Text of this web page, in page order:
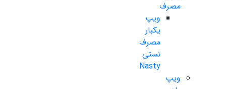
مصرف
ویپ
یکبار
مصرف
نستی
Nasty
ویپ